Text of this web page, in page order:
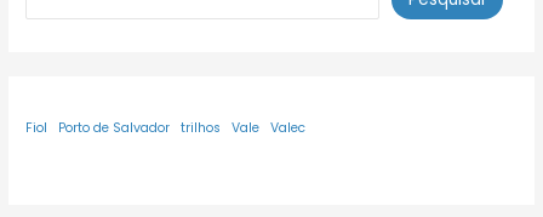
Fiol Porto de Salvador trilhos Vale Valec